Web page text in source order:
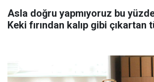
Asla doğru yapmıyoruz bu
Keki fırından kalıp gibi çıkartan